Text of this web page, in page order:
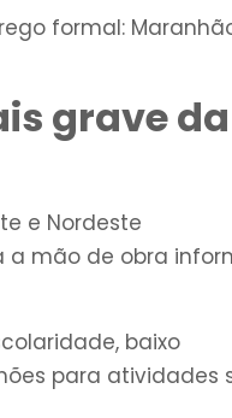
formal:
grave da
e Nordeste
a mão de obra
baixo
para atividades